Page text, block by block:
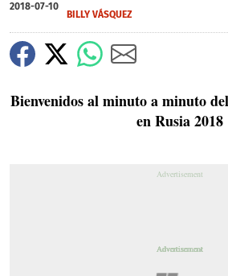
2018-07-10
BILLY VÁSQUEZ
Bienvenidos al minuto a minuto
en Rusia 2018